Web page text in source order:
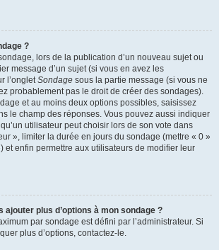
?
lors de la publication d’un nouveau sujet ou
message d’un sujet (si vous en avez les
l’ongletSondage sous la partie message (si vous ne
probablement pas le droit de créer des sondages).
et au moins deux options possibles, saisissez
le champ des réponses. Vous pouvez aussi indiquer
utilisateur peut choisir lors de son vote dans
», limiter la durée en jours du sondage (mettre « 0 »
et enfin permettre aux utilisateurs de modifier leur
ajouter plus d’options à mon sondage ?
par sondage est défini par l’administrateur. Si
plus d’options, contactez-le.